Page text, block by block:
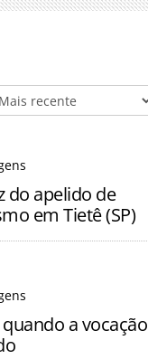
do apelido de
em Tietê (SP)
a vocação